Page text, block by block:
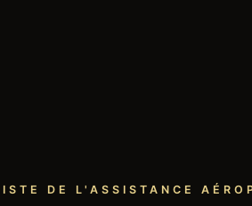
DE L'ASSISTANCE